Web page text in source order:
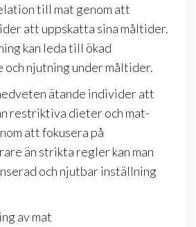
till mat genom att
att uppskatta sina måltider.
kan leda till ökad
njutning under måltider.
ätande individer att
restriktiva dieter och mat-
att fokusera på
än strikta regler kan man
och njutbar inställning
av mat